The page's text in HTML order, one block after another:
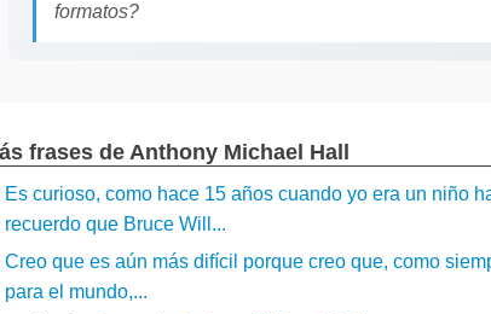
formatos?
frases de Anthony Michael Hall
Es curioso, como hace 15 años cuando yo era un niño
recuerdo que Bruce Will...
Creo que es aún más difícil porque creo que, como
para el mundo,...